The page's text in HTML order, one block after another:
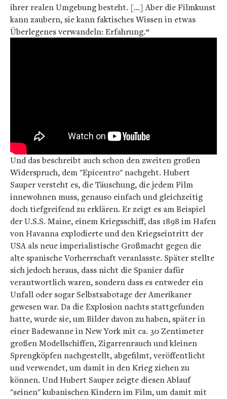
ihrer realen Umgebung besteht. […] Aber die Filmkunst
kann zaubern, sie kann faktisches Wissen in etwas
Überlegenes verwandeln: Erfahrung.“
Und das beschreibt auch schon den zweiten großen
Widerspruch, dem "Epicentro" nachgeht. Hubert
Sauper versteht es, die Täuschung, die jedem Film
innewohnen muss, genauso einfach und gleichzeitig
doch tiefgreifend zu erklären. Er zeigt es am Beispiel
der U.S.S. Maine, einem Kriegsschiff, das 1898 im Hafen
von Havanna explodierte und den Kriegseintritt der
USA als neue imperialistische Großmacht gegen die
alte spanische Vorherrschaft veranlasste. Später stellte
sich jedoch heraus, dass nicht die Spanier dafür
verantwortlich waren, sondern dass es entweder ein
Unfall oder sogar Selbstsabotage der Amerikaner
gewesen war. Da die Explosion nachts stattgefunden
hatte, wurde sie, um Bilder davon zu haben, später in
einer Badewanne in New York mit ca. 30 Zentimeter
großen Modellschiffen, Zigarrenrauch und kleinen
Sprengköpfen nachgestellt, abgefilmt, veröffentlicht
und verwendet, um damit in den Krieg ziehen zu
können. Und Hubert Sauper zeigte diesen Ablauf
"seinen" kubanischen Kindern im Film, um damit mit